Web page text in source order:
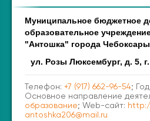
Муниципальное бюджетное
образовательное
"Антошка" города
ул. Розы Люксембург, д. 5,
Телефон: +7 (917) 662-96-54;
Основное направление
образование; Web-сайт:
antoshka206@mail.ru